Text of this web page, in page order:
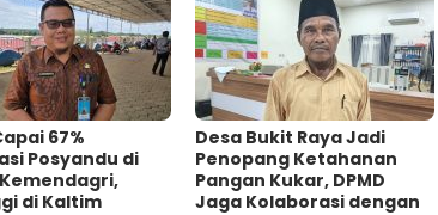
67%
Posyandu di
di Kaltim
Desa Bukit Raya Jadi
Penopang Ketahanan
Pangan Kukar, DPMD
Jaga Kolaborasi dengan